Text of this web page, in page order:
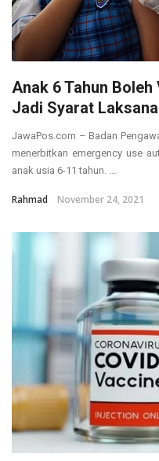
Anak 6 Tahun
Jadi Syarat
JawaPos.com – Badan
menerbitkan emergency use
anak usia 6-11 tahun. ...
Rahmad November 24, 2021